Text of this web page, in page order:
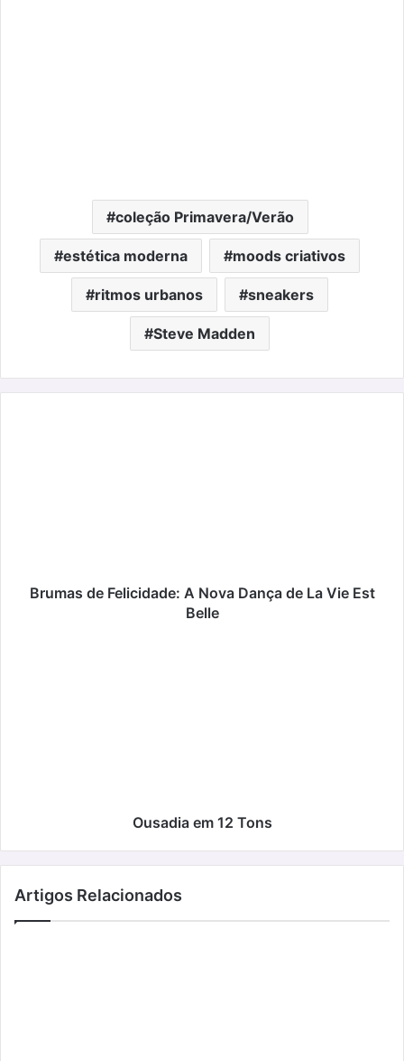
coleção Primavera/Verão
estética moderna moods criativos
ritmos urbanos sneakers
Steve Madden
EstBrumas de Felicidade: A Nova Dança de La Vie Est
Belle
Ousadia em 12 Tons
Artigos Relacionados